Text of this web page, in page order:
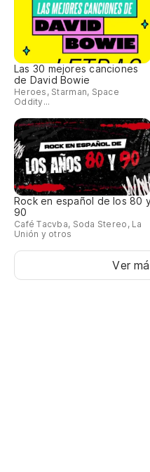
Las 30 mejores canciones
de David Bowie
Heroes, Starman, Space
Oddity...
Rock en español de los 80
90
Café Tacvba, Soda Stereo, La
Unión y otros
Ver